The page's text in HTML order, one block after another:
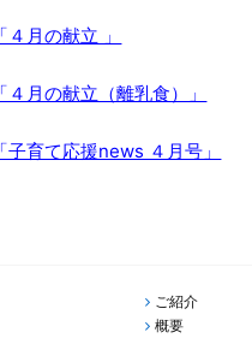
「４月の献立 」
「４月の献立（離乳食）」
「子育て応援news ４月号」
ご紹介
概要